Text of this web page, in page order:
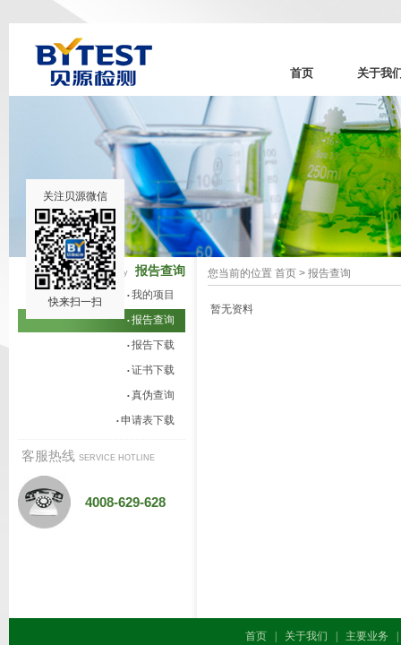
首页 关于我
Report query 报告查询
• 我的项目
• 报告查询
• 报告下载
• 证书下载
• 真伪查询
• 申请表下载
客服热线 SERVICE HOTLINE
4008-629-628
您当前的位置 首页 > 报告查询
暂无资料
首页 关于我们 主要业务
关注贝源微信
快来扫一扫